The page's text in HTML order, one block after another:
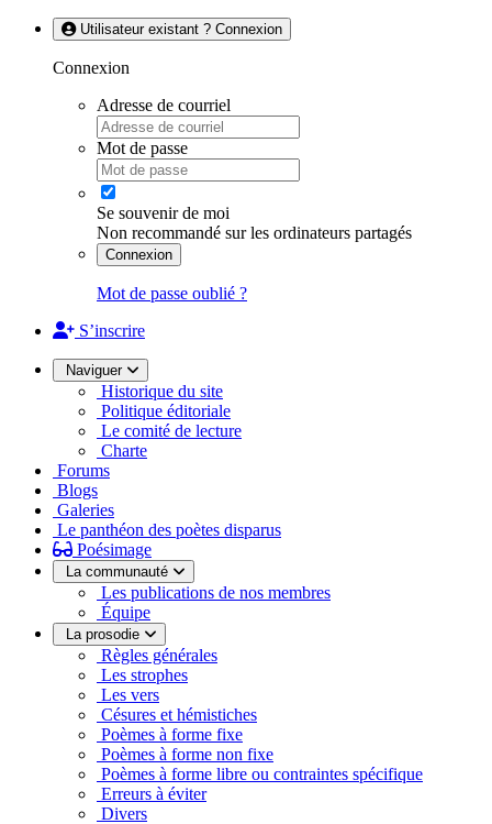
Utilisateur existant ? Connexion
Connexion
Adresse de courriel
Mot de passe
Se souvenir de moi
Non recommandé sur les ordinateurs partagés
Connexion
Mot de passe oublié ?
S’inscrire
Naviguer
Historique du site
Politique éditoriale
Le comité de lecture
Charte
Forums
Blogs
Galeries
Le panthéon des poètes disparus
Poésimage
La communauté
Les publications de nos membres
Équipe
La prosodie
Règles générales
Les strophes
Les vers
Césures et hémistiches
Poèmes à forme fixe
Poèmes à forme non fixe
Poèmes à forme libre ou contraintes spécifique
Erreurs à éviter
Divers